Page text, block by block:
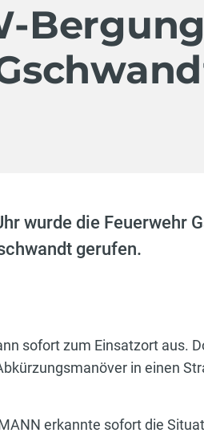
wurde die Feuerwehr
gerufen.
sofort zum Einsatzort aus.
in einen
erkannte sofort die